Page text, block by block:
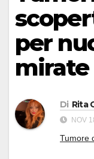
per
mirate
Di Rita
NOV
Tumore